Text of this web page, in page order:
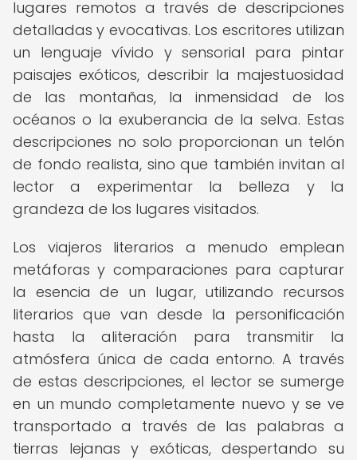
lugares remotos a través de descripciones
detalladas y evocativas. Los escritores utilizan
un lenguaje vívido y sensorial para pintar
paisajes exóticos, describir la majestuosidad
de las montañas, la inmensidad de los
océanos o la exuberancia de la selva. Estas
descripciones no solo proporcionan un telón
de fondo realista, sino que también invitan al
lector a experimentar la belleza y la
grandeza de los lugares visitados.
Los viajeros literarios a menudo emplean
metáforas y comparaciones para capturar
la esencia de un lugar, utilizando recursos
literarios que van desde la personificación
hasta la aliteración para transmitir la
atmósfera única de cada entorno. A través
de estas descripciones, el lector se sumerge
en un mundo completamente nuevo y se ve
transportado a través de las palabras a
tierras lejanas y exóticas, despertando su